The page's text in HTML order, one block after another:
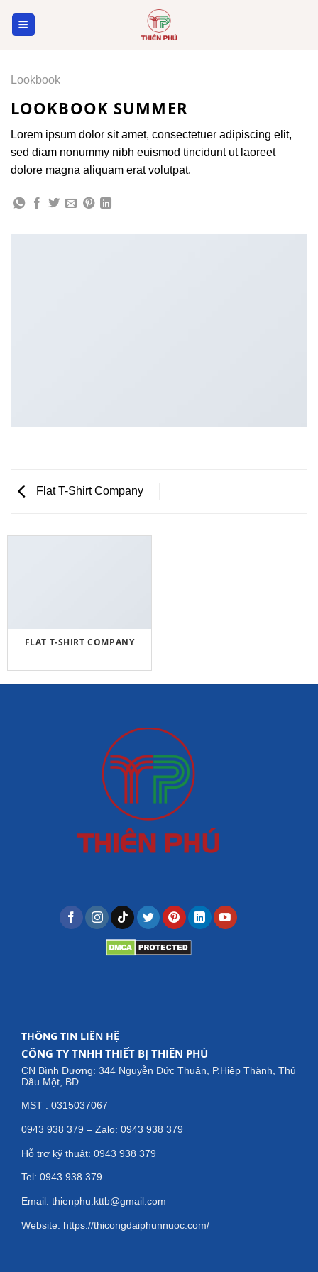
Lookbook
LOOKBOOK SUMMER
Lorem ipsum dolor sit amet, consectetuer adipiscing elit,
sed diam nonummy nibh euismod tincidunt ut laoreet
dolore magna aliquam erat volutpat.
Flat T-Shirt Company
FLAT T-SHIRT COMPANY
THÔNG TIN LIÊN HỆ
CÔNG TY TNHH THIẾT BỊ THIÊN PHÚ
CN Bình Dương: 344 Nguyễn Đức Thuận, P.Hiệp Thành, Thủ
Dầu Một, BD
MST : 0315037067
0943 938 379 – Zalo: 0943 938 379
Hỗ trợ kỹ thuật: 0943 938 379
Tel: 0943 938 379
Email: thienphu.kttb@gmail.com
Website: https://thicongdaiphunnuoc.com/